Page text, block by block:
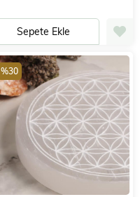
Sepete Ekle
%30